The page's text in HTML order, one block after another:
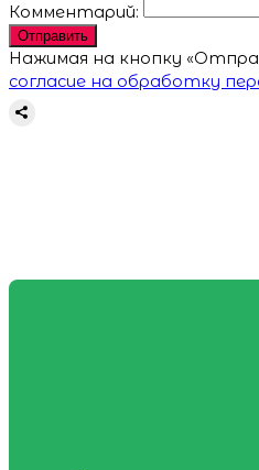
Комментарий:
Отправить
Нажимая на кнопку
согласие на обработку